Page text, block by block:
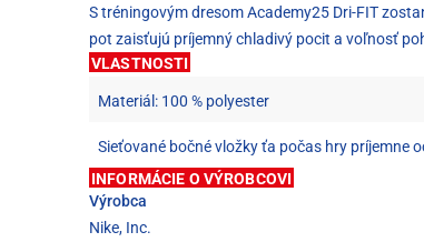
S tréningovým dresom Academy25 Dri-FIT
pot zaisťujú príjemný chladivý pocit a voľnosť
VLASTNOSTI
Materiál: 100 % polyester
Sieťované bočné vložky ťa počas hry príjemne
INFORMÁCIE O VÝROBCOVI
Výrobca
Nike, Inc.